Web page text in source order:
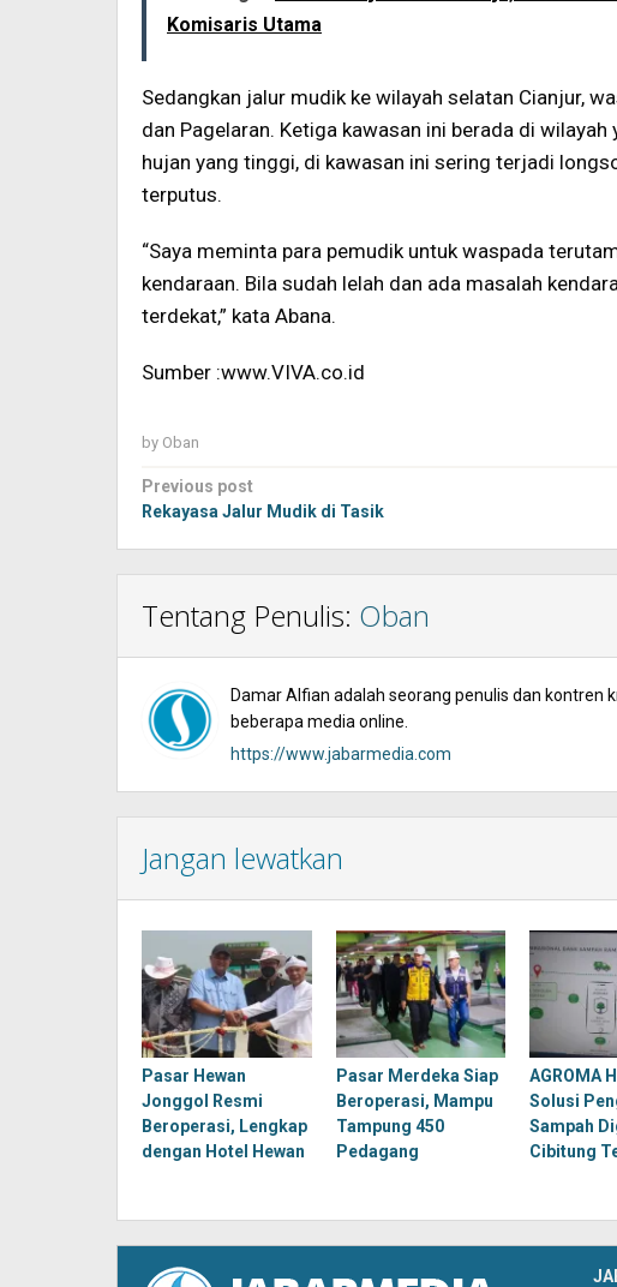
Komisaris Utama
Sedangkan jalur mudik ke wilayah selatan Cianjur,
dan Pagelaran. Ketiga kawasan ini berada di
hujan yang tinggi, di kawasan ini sering terjadi
terputus.
“Saya meminta para pemudik untuk waspada
kendaraan. Bila sudah lelah dan ada masalah
terdekat,” kata Abana.
Sumber :www.VIVA.co.id
by Oban
Post
navigation
Previous post
Rekayasa Jalur Mudik di Tasik
Tentang Penulis: Oban
Damar Alfian adalah seorang penulis dan kontren
beberapa media online.
https://www.jabarmedia.com
Jangan lewatkan
Pasar Hewan
Jonggol Resmi
Beroperasi, Lengkap
dengan Hotel Hewan
Pasar Merdeka Siap
Beroperasi, Mampu
Tampung 450
Pedagang
AGROMA
Solusi
Sampah
Cibitung